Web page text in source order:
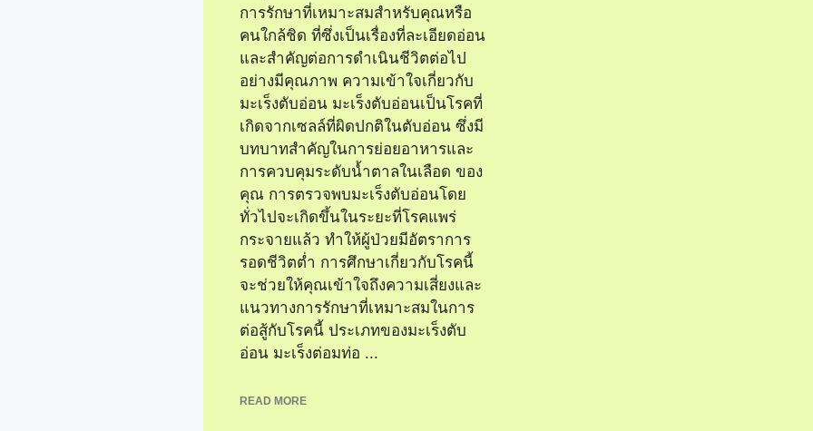
การรักษาที่เหมาะสมสำหรับคุณหรือ
คนใกล้ชิด ที่ซึ่งเป็นเรื่องที่ละเอียดอ่อน
และสำคัญต่อการดำเนินชีวิตต่อไป
อย่างมีคุณภาพ ความเข้าใจเกี่ยวกับ
มะเร็งตับอ่อน มะเร็งตับอ่อนเป็นโรคที่
เกิดจากเซลล์ที่ผิดปกติในตับอ่อน ซึ่งมี
บทบาทสำคัญในการย่อยอาหารและ
การควบคุมระดับน้ำตาลในเลือด ของ
คุณ การตรวจพบมะเร็งตับอ่อนโดย
ทั่วไปจะเกิดขึ้นในระยะที่โรคแพร่
กระจายแล้ว ทำให้ผู้ป่วยมีอัตราการ
รอดชีวิตต่ำ การศึกษาเกี่ยวกับโรคนี้
จะช่วยให้คุณเข้าใจถึงความเสี่ยงและ
แนวทางการรักษาที่เหมาะสมในการ
ต่อสู้กับโรคนี้ ประเภทของมะเร็งตับ
อ่อน มะเร็งต่อมท่อ ...
READ MORE